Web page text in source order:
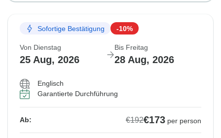
Sofortige Bestätigung -10%
Von Dienstag
25 Aug, 2026
Bis Freitag
28 Aug, 2026
Englisch
Garantierte Durchführung
Ab: €192€173 per person